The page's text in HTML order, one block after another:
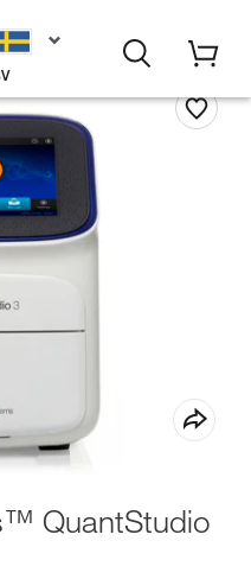
QuantStudio